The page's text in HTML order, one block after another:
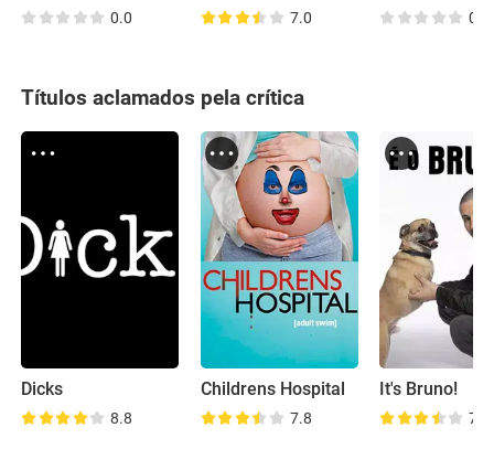
0.0 7.0 0.0
Títulos aclamados pela crítica
Dicks
8.8
Childrens Hospital
7.8
It's Bruno!
7.4